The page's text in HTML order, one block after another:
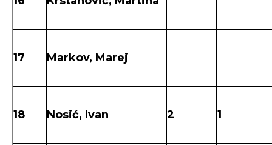
17 Markov, Marej
18 Nosić, Ivan 2 1